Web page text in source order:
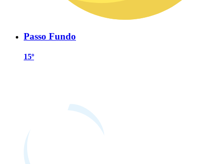
Passo Fundo
15º